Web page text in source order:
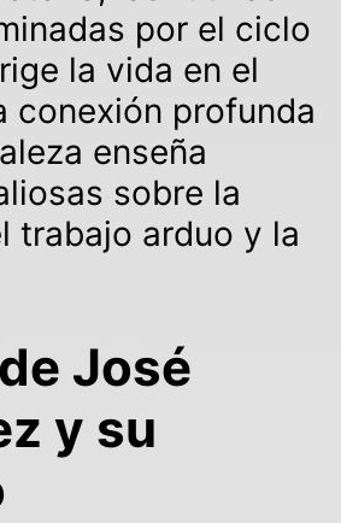
por el ciclo
la vida en el
conexión profunda
enseña
sobre la
trabajo arduo y la
José
y su